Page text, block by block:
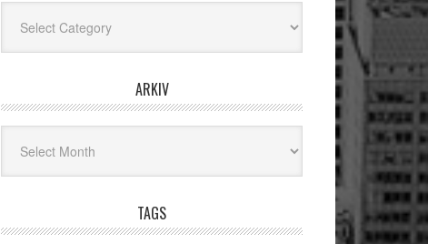
ARKIV
TAGS